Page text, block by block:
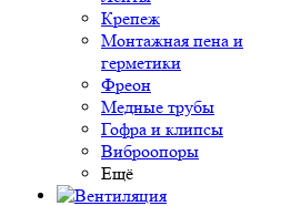
Крепеж
Монтажная пена и
герметики
Фреон
Медные трубы
Гофра и клипсы
Виброопоры
Ещё